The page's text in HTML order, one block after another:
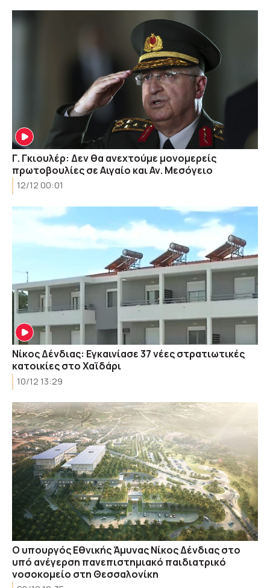
Γ. Γκιουλέρ: Δεν θα ανεχτούμε μονομερείς
πρωτοβουλίες σε Αιγαίο και Αν. Μεσόγειο
12/12 00:01
Νίκος Δένδιας: Εγκαινίασε 37 νέες στρατιωτικές
κατοικίες στο Χαϊδάρι
10/12 13:29
Ο υπουργός Εθνικής Άμυνας Νίκος Δένδιας στο
υπό ανέγερση πανεπιστημιακό παιδιατρικό
νοσοκομείο στη Θεσσαλονίκη